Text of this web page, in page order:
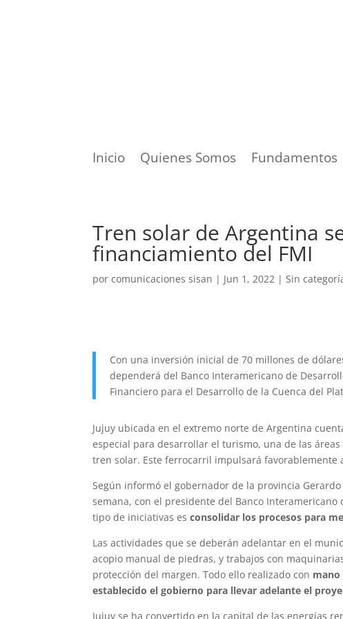
Inicio Quienes Somos Fundamentos
Tren solar de Argentina
financiamiento del FMI
porcomunicaciones sisan | Jun 1, 2022 |Sin
Con una inversión inicial de 70 millones de
dependerá del Banco Interamericano de
Financiero para el Desarrollo de la Cuenca del
Jujuy ubicada en el extremo norte de Argentina
especial para desarrollar el turismo, una de las
tren solar. Este ferrocarril impulsará favorablemente
Según informó el gobernador de la provincia
semana, con el presidente del Banco
tipo de iniciativas esconsolidar los procesos para
Las actividades que se deberán adelantar en el
acopio manual de piedras, y trabajos con
protección del margen. Todo ello realizado con mano
establecido el gobierno para llevar adelante el
Jujuy se ha convertido en la capital de las energías